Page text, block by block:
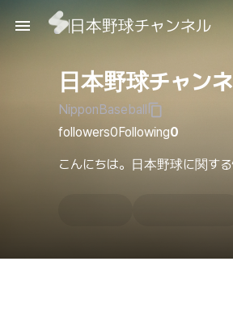
日本野球チャンネル
日本野球チャン
NipponBaseball
followers0Following0
こんにちは。日本野球に関す